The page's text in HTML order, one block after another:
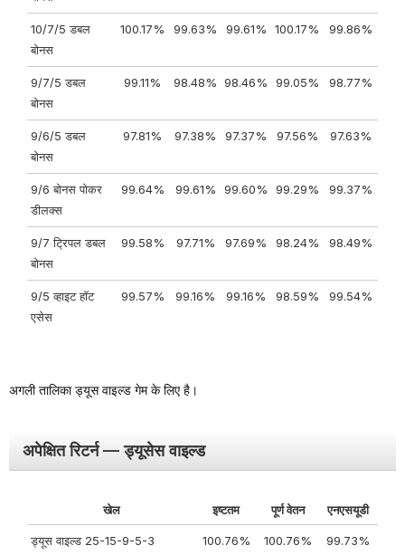
10/7/5 डबल
बोनस
100.17% 99.63% 99.61% 100.17% 99.86%
9/7/5 डबल
बोनस
99.11% 98.48% 98.46% 99.05% 98.77%
9/6/5 डबल
बोनस
97.81% 97.38% 97.37% 97.56% 97.63%
9/6 बोनस पोकर
डीलक्स
99.64% 99.61% 99.60% 99.29% 99.37%
9/7 ट्रिपल डबल
बोनस
99.58% 97.71% 97.69% 98.24% 98.49%
9/5 व्हाइट हॉट
एसेस
99.57% 99.16% 99.16% 98.59% 99.54%
अगली तालिका ड्यूस वाइल्ड गेम के लिए है।
अपेक्षित रिटर्न — ड्यूसेस वाइल्ड
खेल इष्टतम पूर्ण वेतन एनएसयूडी
ड्यूस वाइल्ड 25-15-9-5-3 100.76% 100.76% 99.73%